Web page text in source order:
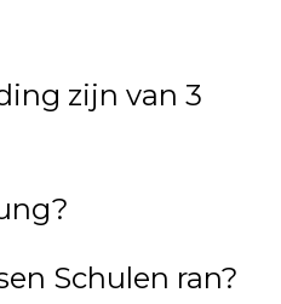
Schulen ran?